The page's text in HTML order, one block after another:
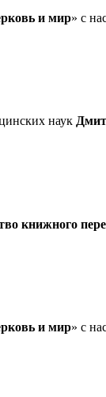
и мир» с
наук
книжного
и мир» с